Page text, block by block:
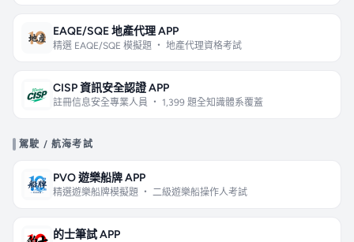
EAQE/SQE 地產代理 APP
精選 EAQE/SQE 模擬題 ・ 地產代理資格考試
CISP 資訊安全認證 APP
註冊信息安全專業人員 ・ 1,399 題全知識體系覆蓋
駕駛 / 航海考試
PVO 遊樂船牌 APP
精選遊樂船牌模擬題 ・ 二級遊樂船操作人考試
的士筆試 APP